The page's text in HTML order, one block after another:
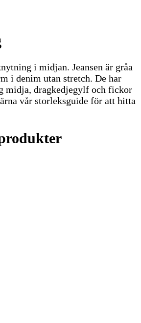
i midjan. Jeansen är gråa
i denim utan stretch. De har
midja, dragkedjegylf och fickor
vår storleksguide för att hitta